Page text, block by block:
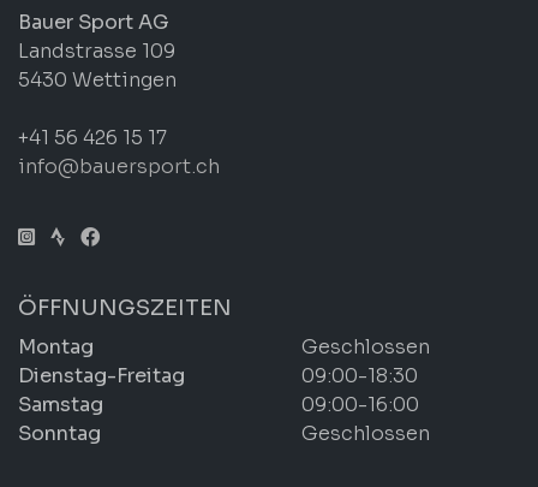
Bauer Sport AG
Landstrasse 109
5430 Wettingen
+41 56 426 15 17
info@bauersport.ch
ÖFFNUNGSZEITEN
Montag
Geschlossen
Dienstag-Freitag
09:00-18:30
Samstag
09:00-16:00
Sonntag
Geschlossen